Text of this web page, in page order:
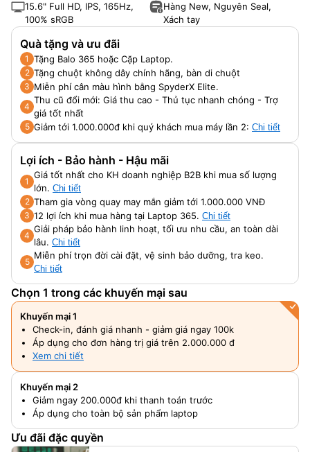
15.6" Full HD, IPS, 165Hz,
100% sRGB
Hàng New, Nguyên Seal,
Xách tay
Quà tặng và ưu đãi
1 Tặng Balo 365 hoặc Cặp Laptop.
2 Tặng chuột không dây chính hãng, bàn di chuột
3 Miễn phí cân màu hình bằng SpyderX Elite.
4
Thu cũ đổi mới: Giá thu cao - Thủ tục nhanh chóng - Trợ
giá tốt nhất
5 Giảm tới 1.000.000đ khi quý khách mua máy lần 2: Chi tiết
Lợi ích - Bảo hành - Hậu mãi
1
Giá tốt nhất cho KH doanh nghiệp B2B khi mua số lượng
lớn. Chi tiết
2 Tham gia vòng quay may mắn giảm tới 1.000.000 VNĐ
3 12 lợi ích khi mua hàng tại Laptop 365. Chi tiết
4
Giải pháp bảo hành linh hoạt, tối ưu nhu cầu, an toàn dài
lâu. Chi tiết
5
Miễn phí trọn đời cài đặt, vệ sinh bảo dưỡng, tra keo.
Chi tiết
Chọn 1 trong các khuyến mại sau
Khuyến mại 1
Check-in, đánh giá nhanh - giảm giá ngay 100k
Áp dụng cho đơn hàng trị giá trên 2.000.000 đ
Xem chi tiết
Khuyến mại 2
Giảm ngay 200.000đ khi thanh toán trước
Áp dụng cho toàn bộ sản phẩm laptop
Ưu đãi đặc quyền